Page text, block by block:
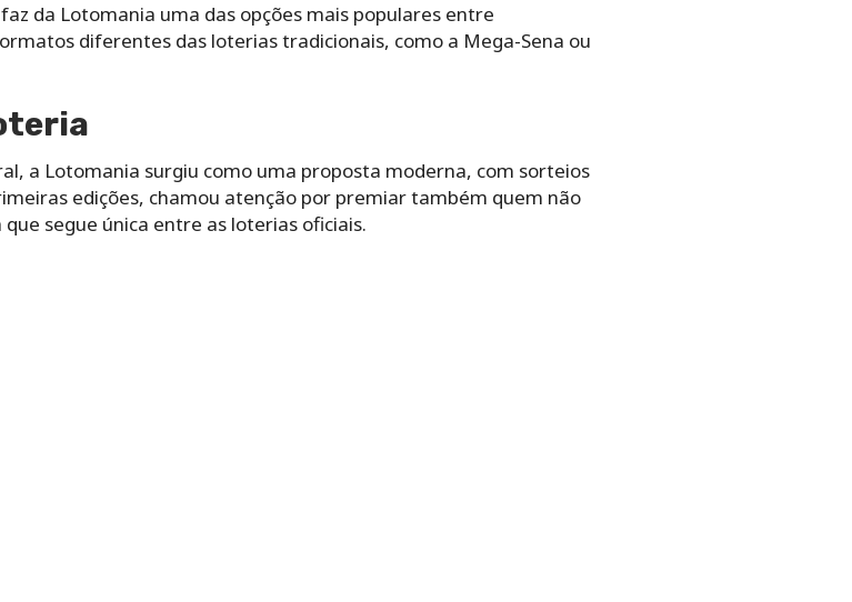
da Lotomania uma das opções mais populares entre
diferentes das loterias tradicionais, como a Mega-Sena ou
a Lotomania surgiu como uma proposta moderna, com sorteios
edições, chamou atenção por premiar também quem não
segue única entre as loterias oficiais.